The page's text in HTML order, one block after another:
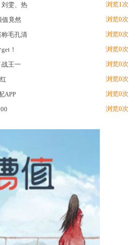
雯、热 浏览1次
值竟然 浏览0次
毛孔清 浏览0次
！ 浏览0次
王一 浏览0次
浏览0次
APP 浏览0次
浏览0次